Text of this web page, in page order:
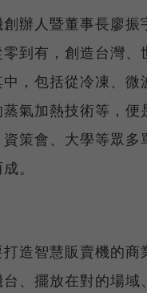
辦人暨董事長廖振
到有，創造台灣、
，包括從冷凍、微
氣加熱技術等，便
策會、大學等眾多
。
造智慧販賣機的商
、擺放在對的場域